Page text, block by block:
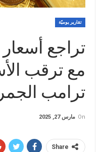
تقارير يوميّة
تراجع
مع ترقب
ترامب
On مارس 27, 2025
Share